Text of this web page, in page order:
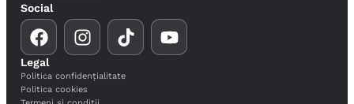
Social
Legal
Politica confidențialitate
Politica cookies